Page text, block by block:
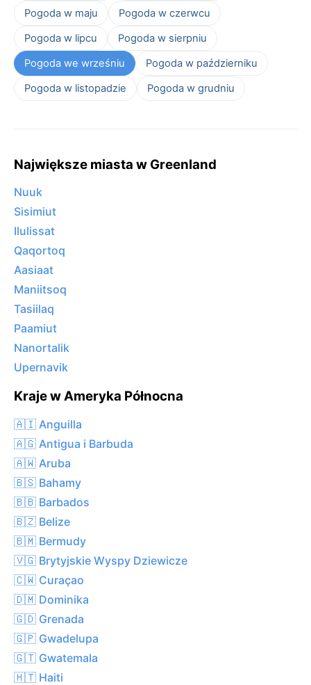
Pogoda w maju
Pogoda w czerwcu
Pogoda w lipcu
Pogoda w sierpniu
Pogoda we wrześniu
Pogoda w październiku
Pogoda w listopadzie
Pogoda w grudniu
Największe miasta w Greenland
Nuuk
Sisimiut
Ilulissat
Qaqortoq
Aasiaat
Maniitsoq
Tasiilaq
Paamiut
Nanortalik
Upernavik
Kraje w Ameryka Północna
🇦🇮 Anguilla
🇦🇬 Antigua i Barbuda
🇦🇼 Aruba
🇧🇸 Bahamy
🇧🇧 Barbados
🇧🇿 Belize
🇧🇲 Bermudy
🇻🇬 Brytyjskie Wyspy Dziewicze
🇨🇼 Curaçao
🇩🇲 Dominika
🇬🇩 Grenada
🇬🇵 Gwadelupa
🇬🇹 Gwatemala
🇭🇹 Haiti